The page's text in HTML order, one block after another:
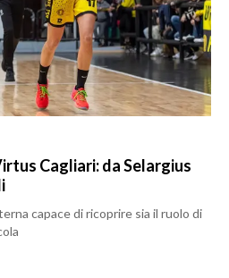
Cagliari: da Selargius
capace di ricoprire sia il ruolo di